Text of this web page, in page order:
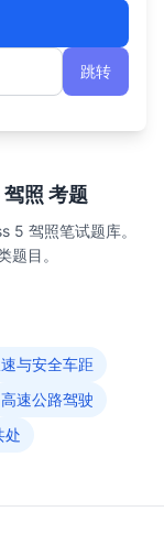
跳转
照 考题
5 驾照笔试题库。
题目。
与安全车距
高速公路驾驶
处